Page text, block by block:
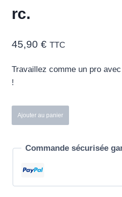
rc.
45,90 € TTC
Travaillez comme un pro
!
quantité
de
alu
Ajouter au panier
Commande sécurisée